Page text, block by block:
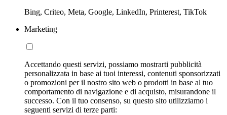
Bing, Criteo, Meta, Google, LinkedIn, Printerest, TikTok
Marketing
Accettando questi servizi, possiamo mostrarti pubblicità
personalizzata in base ai tuoi interessi, contenuti sponsorizzati
o promozioni per il nostro sito web o prodotti in base al tuo
comportamento di navigazione e di acquisto, misurandone il
successo. Con il tuo consenso, su questo sito utilizziamo i
seguenti servizi di terze parti: